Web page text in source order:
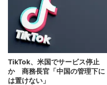
TikTok、米国でサービス停止
か 商務長官「中国の管理下に
は置けない」